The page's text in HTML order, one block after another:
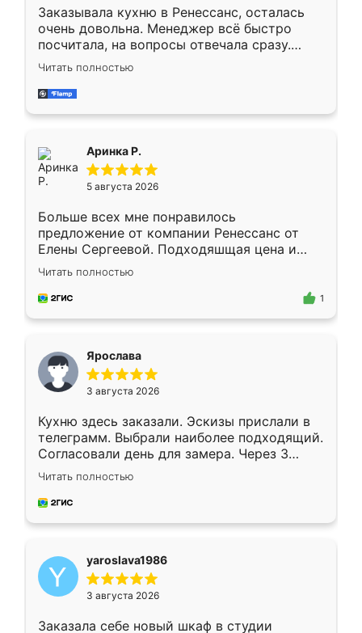
Заказывала кухню в Ренессанс, осталась
очень довольна. Менеджер всё быстро
посчитала, на вопросы отвечала сразу.
Замерщик приехал в субботу, подошёл к
делу со всей ответственностью. Собрали
за день, ребята работали аккуратно, даже
Читать полностью
Аринка Р.
5 августа 2026
Больше всех мне понравилось
предложение от компании Ренессанс от
Елены Сергеевой. Подходяшщая цена и
короткие сроки изготовления. Приехавший
для замера сотрудник Владислав
предложил по моему эскизу самый
Читать полностью
1
Ярослава
3 августа 2026
Кухню здесь заказали. Эскизы прислали в
телеграмм. Выбрали наиболее подходящий.
Согласовали день для замера. Через 3
недели кухня была уже готова. Остались
довольны работой. Спасибо Ренессанс
мебель за качественную работу!
Читать полностью
yaroslava1986
3 августа 2026
Заказала себе новый шкаф в студии